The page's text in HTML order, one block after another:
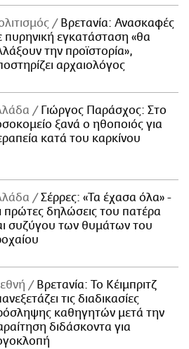
Βρετανία: Ανασκαφές
πυρηνική εγκατάσταση «θα
την προϊστορία»,
αρχαιολόγος
Γιώργος Παράσχος: Στο
ξανά ο ηθοποιός για
κατά του καρκίνου
Σέρρες: «Τα έχασα όλα» -
πρώτες δηλώσεις του πατέρα
συζύγου των θυμάτων του
Βρετανία: Το Κέιμπριτζ
τις διαδικασίες
καθηγητών μετά την
διδάσκοντα για